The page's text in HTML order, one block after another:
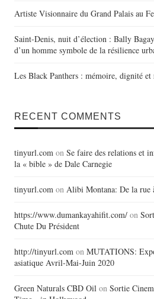
Artiste Visionnaire du Grand Palais au
Saint-Denis, nuit d’élection : Bally
d’un homme symbole de la résilience
Les Black Panthers : mémoire, dignité et
RECENT COMMENTS
tinyurl.com on Se faire des relations et
la « bible » de Dale Carnegie
tinyurl.com on Alibi Montana: De la rue
https://www.dumankayahifit.com/ on
Chute Du Président
http://tinyurl.com on MUTATIONS:
asiatique Avril-Mai-Juin 2020
Green Naturals CBD Oil on Sortie